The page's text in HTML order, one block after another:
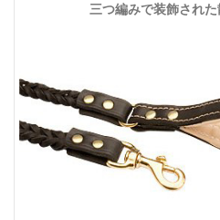
三つ編みで装飾され